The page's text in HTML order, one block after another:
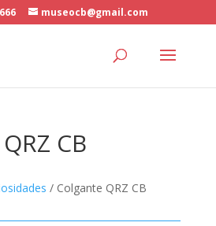
museocb@gmail.com
CB
/ Colgante QRZ CB